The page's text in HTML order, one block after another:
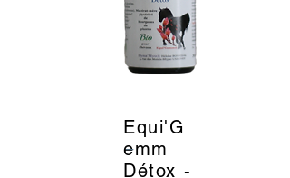
Equi'G
emm
Détox -
_